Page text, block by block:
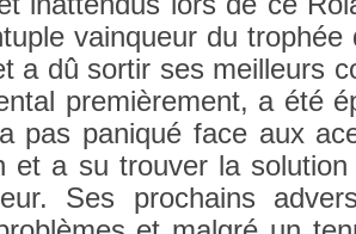
vain­queur du
a dû sor­tir ses meil­leurs
pre­miè­re­ment, a été
pas paniqué face aux
et a su trouv­er la
Ses pro­chains